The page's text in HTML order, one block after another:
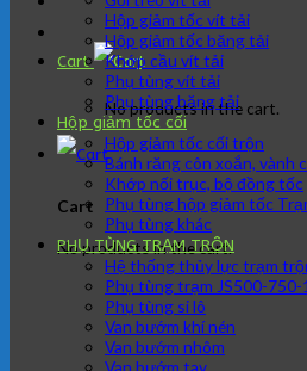
Cart
No products in the cart.
Cart
No products in the cart.
Hộp giảm tốc vít tải
Hộp giảm tốc băng tải
Khớp cầu vít tải
Phụ tùng vít tải
Phụ tùng băng tải
Hộp giảm tốc cối
Hộp giảm tốc cối trộn
Bánh răng côn xoắn, vành
Khớp nối trục, bộ đồng tốc
Phụ tùng hộp giảm tốc
Phụ tùng khác
PHỤ TÙNG TRẠM TRÔN
Hệ thống thủy lực trạm
Phụ tùng trạm JS500-
Phụ tùng si lô
Van bướm khí nén
Van bướm nhôm
Van bướm tay